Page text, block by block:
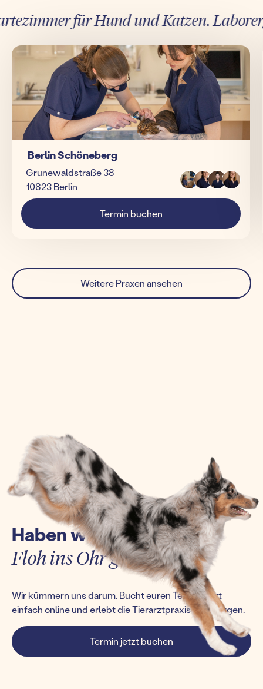
für Hund und Katzen.
Berlin Schöneberg
Grunewaldstraße 38
10823 Berlin
Termin buchen
Weitere Praxen ansehen
Haben wir euch einen
Floh ins Ohr gesetzt?
Wir kümmern uns darum. Bucht euren Termin jetzt
einfach online und erlebt die Tierarztpraxis von morgen.
Termin jetzt buchen